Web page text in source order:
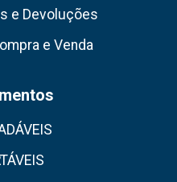
e Devoluções
e Venda